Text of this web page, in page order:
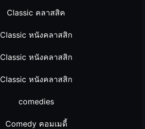
Classic คลาสสิค
Classic หนังคลาสสิก
Classic หนังคลาสสิก
Classic หนังคลาสสิก
comedies
Comedy คอมเมดี้